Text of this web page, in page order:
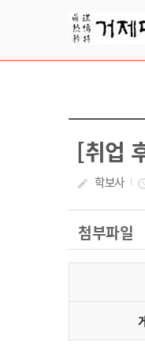
Skip
[취업
create 학보사
첨부파일